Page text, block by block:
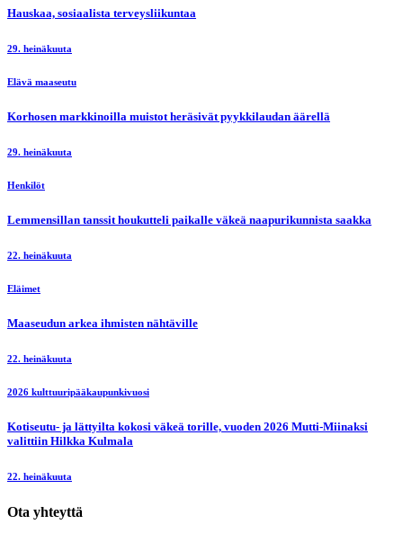
Hauskaa, sosiaalista terveysliikuntaa
29. heinäkuuta
Elävä maaseutu
Korhosen markkinoilla muistot heräsivät pyykkilaudan äärellä
29. heinäkuuta
Henkilöt
Lemmensillan tanssit houkutteli paikalle väkeä naapurikunnista saakka
22. heinäkuuta
Eläimet
Maaseudun arkea ihmisten nähtäville
22. heinäkuuta
2026 kulttuuripääkaupunkivuosi
Kotiseutu- ja lättyilta kokosi väkeä torille, vuoden 2026 Mutti-Miinaksi
valittiin Hilkka Kulmala
22. heinäkuuta
Ota yhteyttä